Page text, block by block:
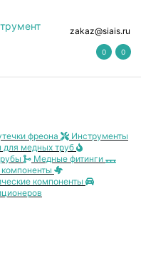
zakaz@siais.ru
0 0
фреона
Инструменты
для медных труб
Медные фитинги
компоненты